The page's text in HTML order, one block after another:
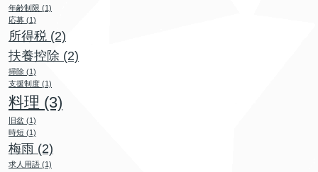
年齢制限 (1)
応募 (1)
所得税 (2)
扶養控除 (2)
掃除 (1)
支援制度 (1)
料理 (3)
旧盆 (1)
時短 (1)
梅雨 (2)
求人用語 (1)